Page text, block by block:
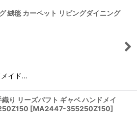
絨毯 カーペット リビングダイニング
メイド…
り リーズバフト ギャベ ハンドメイ
[MA2447-355250Z150]